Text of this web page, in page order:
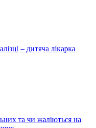
– дитяча лікарка
та чи жаліються на